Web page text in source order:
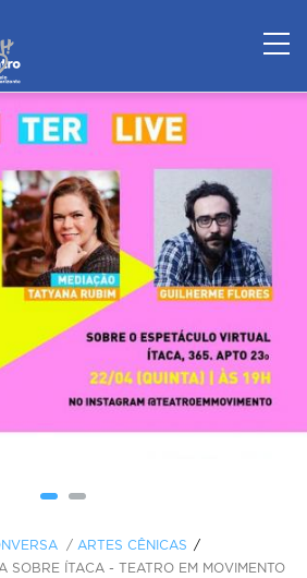
/ ARTES CÊNICAS
SOBRE ÍTACA - TEATRO EM MOVIMENTO